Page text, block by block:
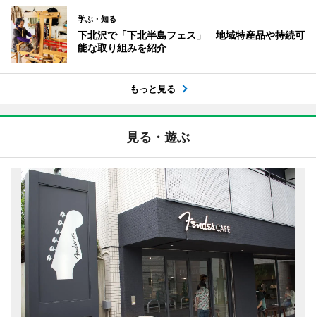
学ぶ・知る
下北沢で「下北半島フェス」 地域特産品や持続可
能な取り組みを紹介
もっと見る
見る・遊ぶ